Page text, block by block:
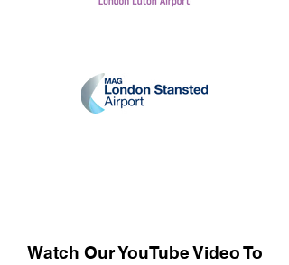
Watch Our YouTube Video To